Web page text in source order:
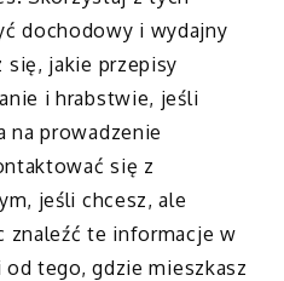
dochodowy i wydajny
jakie przepisy
i hrabstwie, jeśli
na prowadzenie
się z
jeśli chcesz, ale
znaleźć te informacje w
tego, gdzie mieszkasz